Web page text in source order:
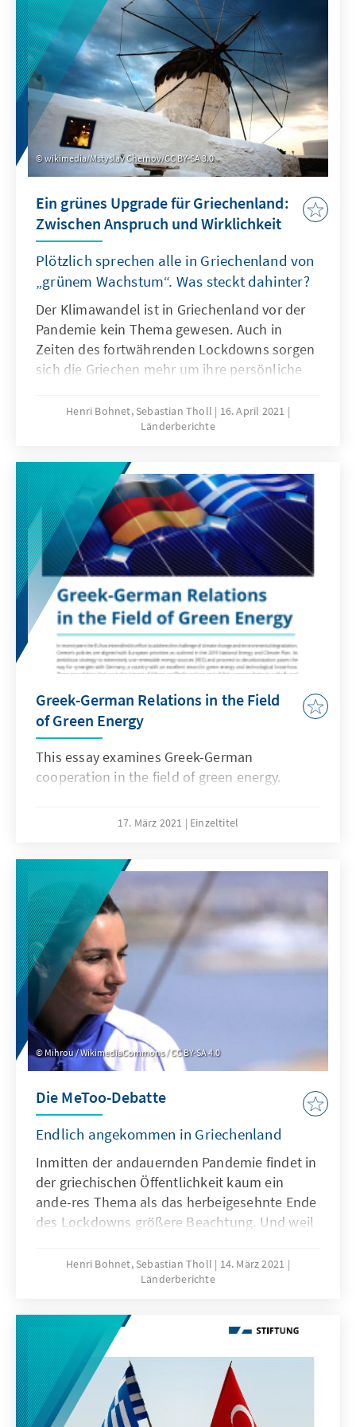
Meinung der Bürgerinnen und Bürger zum
Abkommen. Die beiden Büroleiter
beschreiben in diesem Länderbericht die
Ergebnisse aus der Perspektive ihrer
jeweiligen Einsatzländer.
wikimedia/Mstyslav Chernov/CC BY-SA 3.0
Ein grünes Upgrade für Griechenland:
Zwischen Anspruch und Wirklichkeit
Plötzlich sprechen alle in Griechenland von
„grünem Wachstum“. Was steckt dahinter?
Der Klimawandel ist in Griechenland vor der
Pandemie kein Thema gewesen. Auch in
Zeiten des fortwährenden Lockdowns sorgen
sich die Griechen mehr um ihre persönliche
Überleben als um das Überleben unseres
Planeten. Doch anders als in früheren Krisen
Meinungsmacher aus Wissen-schaft und
Wirtschaft erstaunlich einstimmig über die
Nachhaltigkeit als der Schlüssel für die
Rückkehr zu Wachstum und Wohlstand. Und
anders als früher haben sie offenbar sehr
kon-krete Vorstellungen darüber, was zu tun
ist, um Griechenland ein „grünes Wachstum“
zu ermöglichen.
Henri Bohnet, Sebastian Tholl
16. April 2021
Länderberichte
Greek-German Relations in the Field
of Green Energy
This essay examines Greek-German
cooperation in the field of green energy.
17. März 2021 Einzeltitel
Mihrou / WikimediaCommons / CC BY-SA 4.0
Die MeToo-Debatte
Endlich angekommen in Griechenland
Inmitten der andauernden Pandemie findet in
der griechischen Öffentlichkeit kaum ein
ande-res Thema als das herbeigesehnte Ende
des Lockdowns größere Beachtung. Und weil
Lieferant hochemotionaler Debatten, im
Vorfeld des nächsten EU-Gipfels
bis vor kurzem die aktuellen Zahlen der
Neuinfektionen, die der
Krankenhauseinlieferungen und der
Geschäftsschließun-gen fast ausschließlich
die Berichterstattung. Doch seitdem die
Modezeitschrift „Marie Claire“ im Januar ein
Henri Bohnet, Sebastian Tholl
14. März 2021
Länderberichte